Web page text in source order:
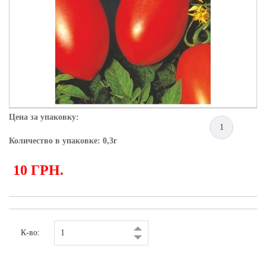
Цена за упаковку:
Количество в упаковке: 0,3г
1
10 ГРН.
К-во: